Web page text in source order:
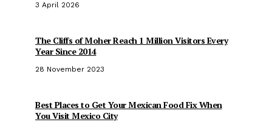
3 April 2026
The Cliffs of Moher Reach 1 Million Visitors Every
Year Since 2014
28 November 2023
Best Places to Get Your Mexican Food Fix When
You Visit Mexico City